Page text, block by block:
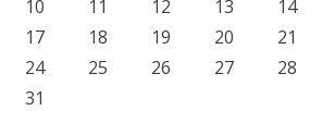
10
11 12 13 14
17
18 19 20 21
24
25 26 27 28
31